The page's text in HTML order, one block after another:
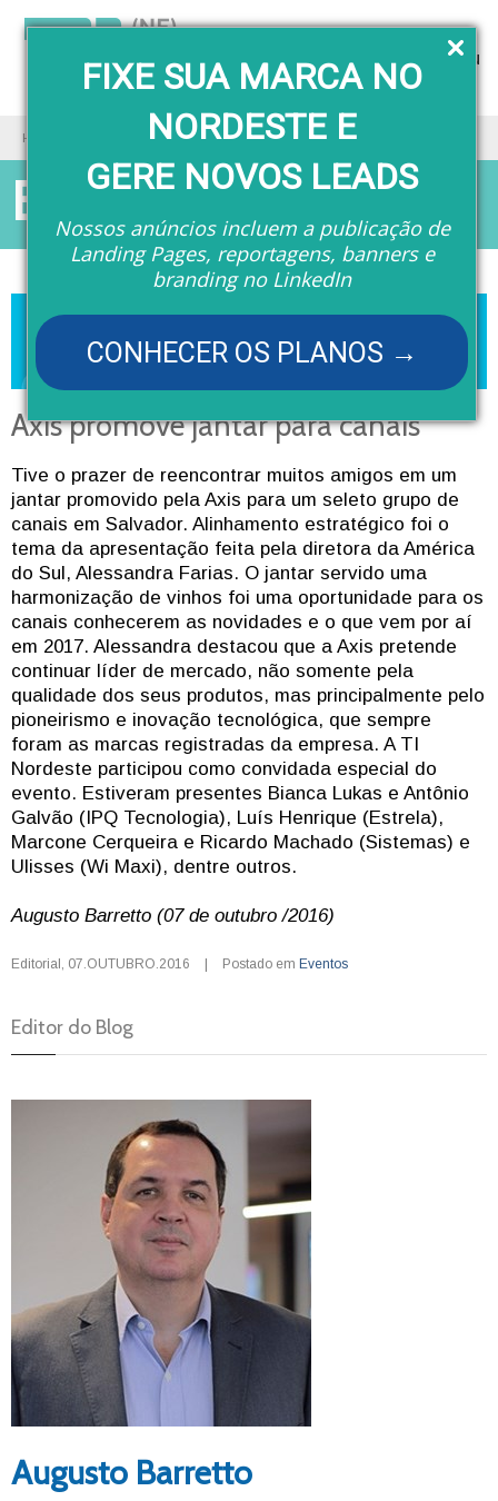
FIXE SUA MARCA NO
NORDESTE E
GERE NOVOS LEADS
Nossos anúncios incluem a publicação de
Landing Pages, reportagens, banners e
branding no LinkedIn
CONHECER OS PLANOS →
Menu
Home Blog do Editor
Blog do Editor
Axis promove jantar para canais
Tive o prazer de reencontrar muitos amigos em um
jantar promovido pela Axis para um seleto grupo de
canais em Salvador. Alinhamento estratégico foi o
tema da apresentação feita pela diretora da América
do Sul, Alessandra Farias. O jantar servido uma
harmonização de vinhos foi uma oportunidade para os
canais conhecerem as novidades e o que vem por aí
em 2017. Alessandra destacou que a Axis pretende
continuar líder de mercado, não somente pela
qualidade dos seus produtos, mas principalmente pelo
pioneirismo e inovação tecnológica, que sempre
foram as marcas registradas da empresa. A TI
Nordeste participou como convidada especial do
evento. Estiveram presentes Bianca Lukas e Antônio
Galvão (IPQ Tecnologia), Luís Henrique (Estrela),
Marcone Cerqueira e Ricardo Machado (Sistemas) e
Ulisses (Wi Maxi), dentre outros.
Augusto Barretto (07 de outubro /2016)
Editorial 07.OUTUBRO.2016 | Postado em Eventos
Editor do Blog
Augusto Barretto